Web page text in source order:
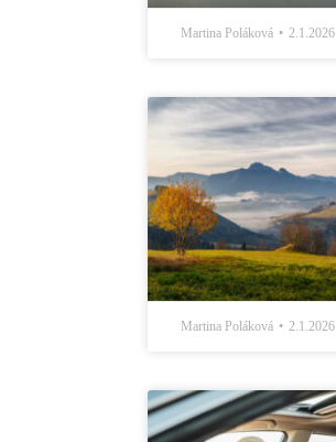
Martina Poláková 2.1.2026
Martina Poláková 2.1.2026